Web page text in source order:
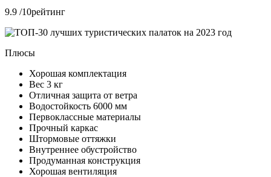
9.9 /10рейтинг
Плюсы
Хорошая комплектация
Вес 3 кг
Отличная защита от ветра
Водостойкость 6000 мм
Первоклассные материалы
Прочный каркас
Штормовые оттяжки
Внутреннее обустройство
Продуманная конструкция
Хорошая вентиляция